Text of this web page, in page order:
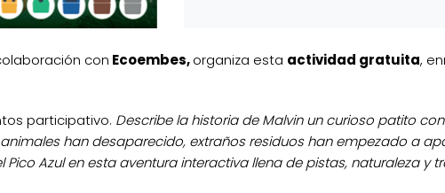
con Ecoembes,organiza esta actividad gratuita,
participativo. Describe la historia de Malvin un curioso patito
han desaparecido, extraños residuos han empezado a
Pico Azul en esta aventura interactiva llena de pistas, naturaleza